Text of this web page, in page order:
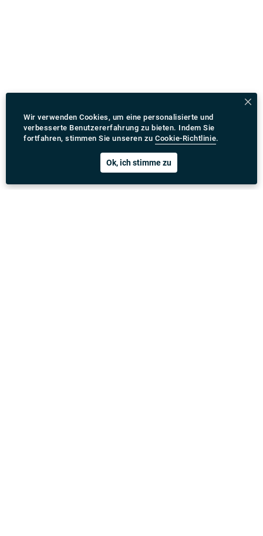
Wir verwenden Cookies, um eine personalisierte und
verbesserte Benutzererfahrung zu bieten. Indem Sie
fortfahren, stimmen Sie unseren zu Cookie-Richtlinie.
Ok, ich stimme zu